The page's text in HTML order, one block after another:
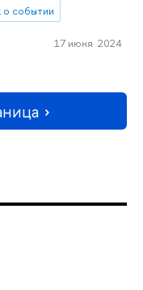
событии
17 июня 2024